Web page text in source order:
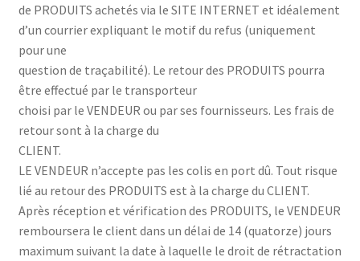
de PRODUITS achetés via le SITE INTERNET et idéalement
d’un courrier expliquant le motif du refus (uniquement
pour une
question de traçabilité). Le retour des PRODUITS pourra
être effectué par le transporteur
choisi par le VENDEUR ou par ses fournisseurs. Les frais de
retour sont à la charge du
CLIENT.
LE VENDEUR n’accepte pas les colis en port dû. Tout risque
lié au retour des PRODUITS est à la charge du CLIENT.
Après réception et vérification des PRODUITS, le VENDEUR
remboursera le client dans un délai de 14 (quatorze) jours
maximum suivant la date à laquelle le droit de rétractation